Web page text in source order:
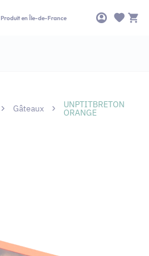
Produit en Île-de-France
Gâteaux UNPTITBRETON
ORANGE